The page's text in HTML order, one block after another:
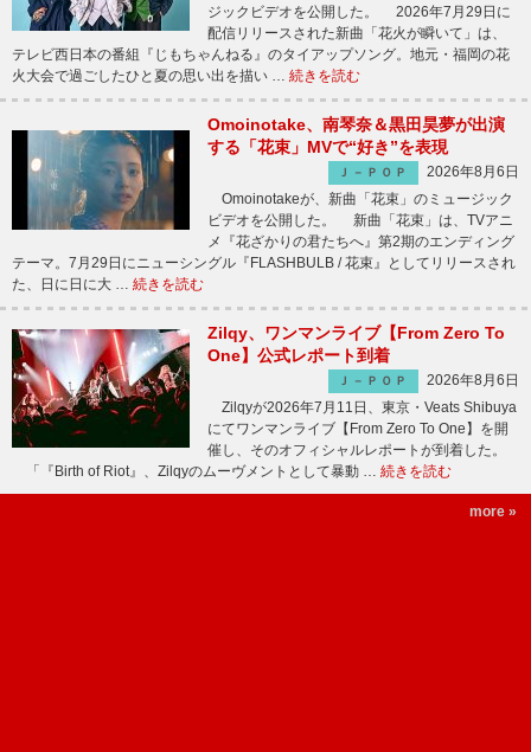
ジックビデオを公開した。 2026年7月29日に
配信リリースされた新曲「花火が瞬いて」は、
テレビ西日本の番組『じもちゃんねる』のタイアップソング。地元・福岡の花
火大会で過ごしたひと夏の思い出を描い … 続きを読む
Omoinotake、南琴奈＆黒田昊夢が出演
する「花束」MVで“好き”を表現
Ｊ－ＰＯＰ
2026年8月6日
Omoinotakeが、新曲「花束」のミュージック
ビデオを公開した。 新曲「花束」は、TVアニ
メ『花ざかりの君たちへ』第2期のエンディング
テーマ。7月29日にニューシングル『FLASHBULB / 花束』としてリリースされ
た、日に日に大 … 続きを読む
Zilqy、ワンマンライブ【From Zero To
One】公式レポート到着
Ｊ－ＰＯＰ
2026年8月6日
Zilqyが2026年7月11日、東京・Veats Shibuya
にてワンマンライブ【From Zero To One】を開
催し、そのオフィシャルレポートが到着した。
「『Birth of Riot』、Zilqyのムーヴメントとして暴動 … 続きを読む
more »